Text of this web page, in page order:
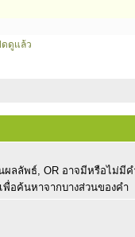
ดดูแล้ว
ผลลัพธ์, OR อาจมีหรือไม่มี
พื่อค้นหาจากบางส่วนของคำ